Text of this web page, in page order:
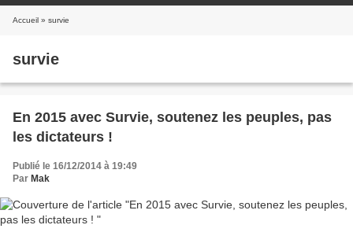
Accueil » survie
survie
En 2015 avec Survie, soutenez les peuples, pas
les dictateurs !
Publié le 16/12/2014 à 19:49
Par Mak